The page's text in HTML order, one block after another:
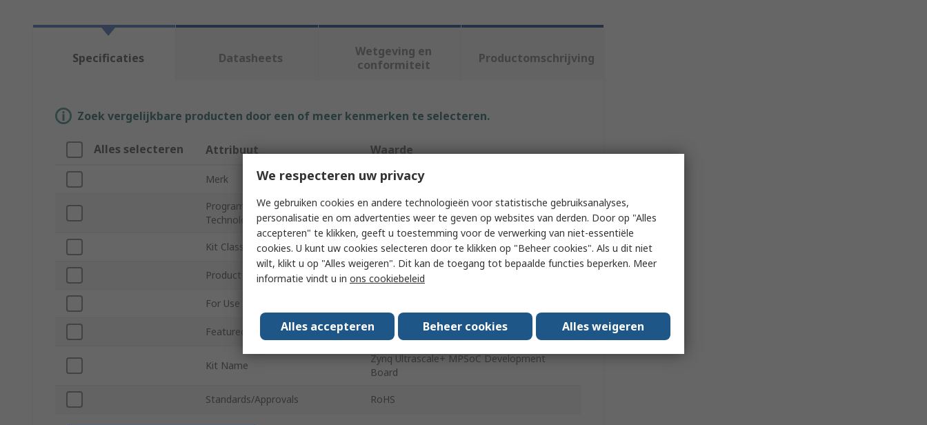
Specificaties Datasheets
Wetgeving en
conformiteit
Productomschrijving
Zoek vergelijkbare producten door een of meer kenmerken te selecteren.
Alles selecteren Attribuut Waarde
Merk Digilent
Programmable Logic
Technology
FPGA
Kit Classification Development Board
Product Type FPGA Development Tool
For Use With
Featured Device Xilinx Zynq UltraScale+ MPSoC EV Device
Kit Name
Zynq Ultrascale+ MPSoC Development
Board
Standards/Approvals RoHS
We respecteren uw privacy
We gebruiken cookies en andere technologieën voor statistische gebruiksanalyses,
personalisatie en om advertenties weer te geven op websites van derden. Door op "Alles
accepteren" te klikken, geeft u toestemming voor de verwerking van niet-essentiële
cookies. U kunt uw cookies selecteren door te klikken op "Beheer cookies". Als u dit niet
wilt, klikt u op "Alles weigeren". Dit kan de toegang tot bepaalde functies beperken. Meer
informatie vindt u in ons cookiebeleid
Alles accepteren Beheer cookies Alles weigeren